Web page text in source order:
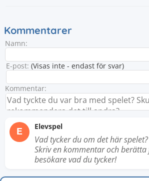
Kommentarer
Namn:
E-post: (Visas inte - endast för svar)
Kommentar:
E Elevspel
Vad tycker du om det här spelet?
Skriv en kommentar och
besökare vad du tycker!